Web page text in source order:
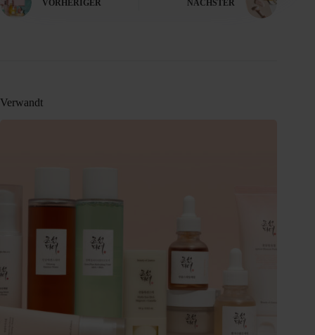
VORHERIGER NÄCHSTER
Verwandt